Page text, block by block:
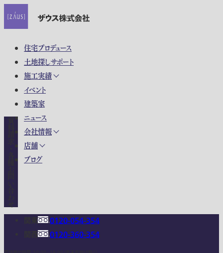
住宅プロデュース
土地探しサポート
施工実績
イベント
建築家
ニュース
会社情報
店舗
ブログ
0120-054-354
0120-360-354